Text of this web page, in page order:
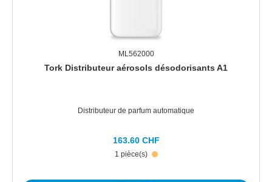
ML562000
Tork Distributeur aérosols désodorisants A1
Distributeur de parfum automatique
1 pièce(s)
163.60 CHF